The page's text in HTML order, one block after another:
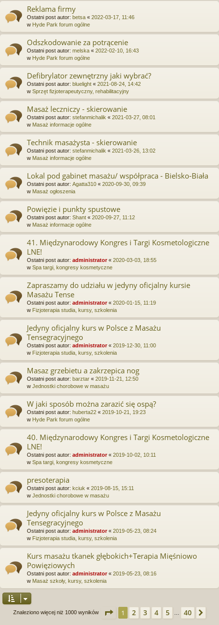
Reklama firmy
Ostatni post autor: betsa « 2022-03-17, 11:46
w Hyde Park forum ogólne
Odszkodowanie za potrącenie
Ostatni post autor: melska « 2022-02-10, 16:43
w Hyde Park forum ogólne
Defibrylator zewnętrzny jaki wybrać?
Ostatni post autor: bluelight « 2021-08-24, 14:42
w Sprzęt fizjoterapeutyczny, rehabilitacyjny
Masaż leczniczy - skierowanie
Ostatni post autor: stefanmichalik « 2021-03-27, 08:01
w Masaż informacje ogólne
Technik masażysta - skierowanie
Ostatni post autor: stefanmichalik « 2021-03-26, 13:02
w Masaż informacje ogólne
Lokal pod gabinet masażu/ współpraca - Bielsko-Biała
Ostatni post autor: Agatta310 « 2020-09-30, 09:39
w Masaż ogłoszenia
Powięzie i punkty spustowe
Ostatni post autor: Shant « 2020-09-27, 11:12
w Masaż informacje ogólne
41. Międzynarodowy Kongres i Targi Kosmetologiczne
LNE!
Ostatni post autor: administrator« 2020-03-03, 18:55
w Spa targi, kongresy kosmetyczne
Zapraszamy do udziału w jedyny oficjalny kursie
Masażu Tense
Ostatni post autor: administrator« 2020-01-15, 11:19
w Fizjoterapia studia, kursy, szkolenia
Jedyny oficjalny kurs w Polsce z Masażu
Tensegracyjnego
Ostatni post autor: administrator« 2019-12-30, 11:00
w Fizjoterapia studia, kursy, szkolenia
Masaz grzebietu a zakrzepica nog
Ostatni post autor: barztar « 2019-11-21, 12:50
w Jednostki chorobowe w masażu
W jaki sposób można zarazić się ospą?
Ostatni post autor: huberta22 « 2019-10-21, 19:23
w Hyde Park forum ogólne
40. Międzynarodowy Kongres i Targi Kosmetologiczne
LNE!
Ostatni post autor: administrator« 2019-10-02, 10:11
w Spa targi, kongresy kosmetyczne
presoterapia
Ostatni post autor: kciuk « 2019-08-15, 15:11
w Jednostki chorobowe w masażu
Jedyny oficjalny kurs w Polsce z Masażu
Tensegracyjnego
Ostatni post autor: administrator« 2019-05-23, 08:24
w Fizjoterapia studia, kursy, szkolenia
Kurs masażu tkanek głębokich+Terapia Mięśniowo
Powięziowych
Ostatni post autor: administrator« 2019-05-23, 08:16
w Masaż szkoły, kursy, szkolenia
Znaleziono więcej niż 1000 wyników Strona z 40
1 2 3 4 5 40